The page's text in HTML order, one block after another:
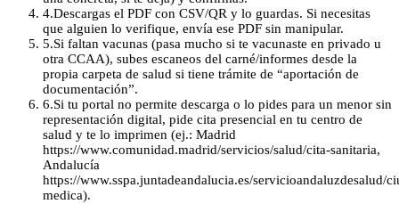
4.Descargas el PDF con CSV/QR y lo guardas. Si necesitas
que alguien lo verifique, envía ese PDF sin manipular.
5.Si faltan vacunas (pasa mucho si te vacunaste en privado u
otra CCAA), subes escaneos del carné/informes desde la
propia carpeta de salud si tiene trámite de “aportación de
documentación”.
6.Si tu portal no permite descarga o lo pides para un menor sin
representación digital, pide cita presencial en tu centro de
salud y te lo imprimen (ej.: Madrid
https://www.comunidad.madrid/servicios/salud/cita-sanitaria,
Andalucía
https://www.sspa.juntadeandalucia.es/servicioandaluzdesalud/
medica).